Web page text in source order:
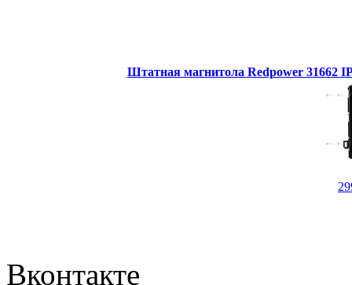
Штатная магнитола Redpower 31662
Вконтакте